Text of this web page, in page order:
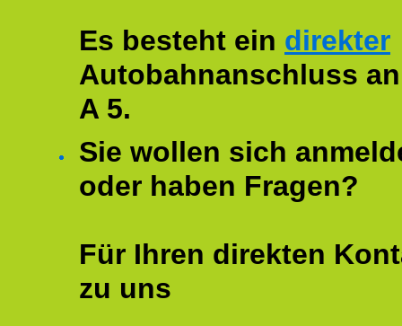
Es besteht ein direkter
Autobahnanschluss
A 5.
Sie wollen sich
oder haben Fragen?
Für Ihren direkten
zu uns